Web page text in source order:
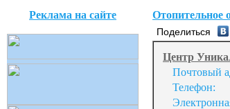
Реклама на сайте Отопительное
Поделиться
Центр
Почтовый
Телефон: